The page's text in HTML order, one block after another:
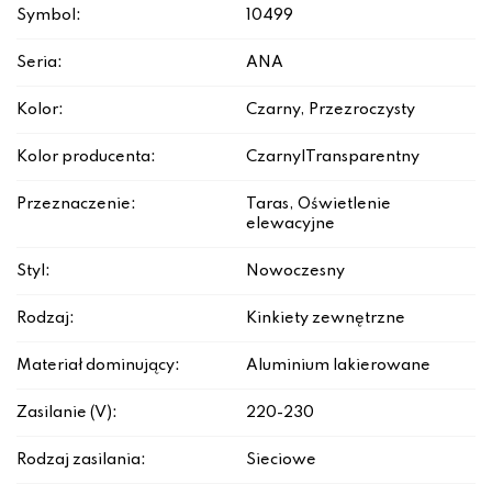
Symbol: 10499
Seria: ANA
Kolor: Czarny, Przezroczysty
Kolor producenta: Czarny|Transparentny
Przeznaczenie:
Taras, Oświetlenie
elewacyjne
Styl: Nowoczesny
Rodzaj: Kinkiety zewnętrzne
Materiał dominujący: Aluminium lakierowane
Zasilanie (V): 220-230
Rodzaj zasilania: Sieciowe